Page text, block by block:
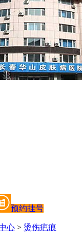
预约挂号
心 > 烫伤疤痕